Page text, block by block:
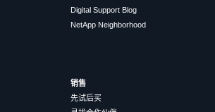
Digital Support Blog
NetApp Neighborhood
销售
先试后买